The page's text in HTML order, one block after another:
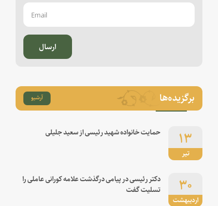
ارسال
برگزیده‌ها آرشیو
تیر
۱۳ حمایت خانواده شهید رئیسی از سعید جلیلی
اردیبهشت
۳۰
دکتر رئیسی در پیامی درگذشت علامه کورانی عاملی را
تسلیت گفت